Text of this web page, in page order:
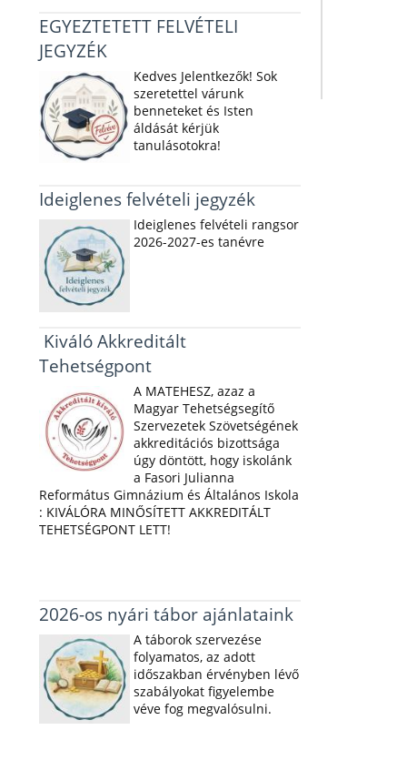
EGYEZTETETT FELVÉTELI
JEGYZÉK
Kedves Jelentkezők! Sok
szeretettel várunk
benneteket és Isten
áldását kérjük
tanulásotokra!
Ideiglenes felvételi jegyzék
Ideiglenes felvételi rangsor
2026-2027-es tanévre
Kiváló Akkreditált
Tehetségpont
A MATEHESZ, azaz a
Magyar Tehetségsegítő
Szervezetek Szövetségének
akkreditációs bizottsága
úgy döntött, hogy iskolánk
a Fasori Julianna
Református Gimnázium és Általános Iskola
: KIVÁLÓRA MINŐSÍTETT AKKREDITÁLT
TEHETSÉGPONT LETT!
2026-os nyári tábor ajánlataink
A táborok szervezése
folyamatos, az adott
időszakban érvényben lévő
szabályokat figyelembe
véve fog megvalósulni.